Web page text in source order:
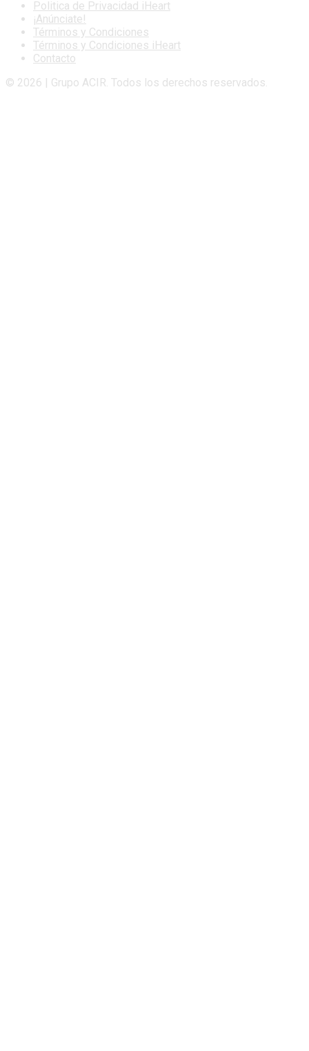
Politica de Privacidad iHeart
¡Anúnciate!
Términos y Condiciones
Términos y Condiciones iHeart
Contacto
© 2026 | Grupo ACIR. Todos los derechos reservados.